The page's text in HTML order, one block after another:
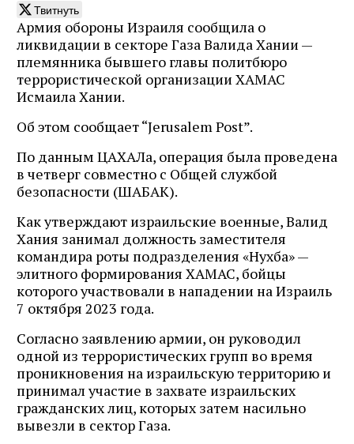
Твитнуть
Армия обороны Израиля сообщила о
ликвидации в секторе Газа Валидa Хании —
племянника бывшего главы политбюро
террористической организации ХАМАС
Исмаила Хании.
Об этом сообщает “Jerusalem Post”.
По данным ЦАХАЛа, операция была проведена
в четверг совместно с Общей службой
безопасности (ШАБАК).
Как утверждают израильские военные, Валид
Хания занимал должность заместителя
командира роты подразделения «Нухба» —
элитного формирования ХАМАС, бойцы
которого участвовали в нападении на Израиль
7 октября 2023 года.
Согласно заявлению армии, он руководил
одной из террористических групп во время
проникновения на израильскую территорию и
принимал участие в захвате израильских
гражданских лиц, которых затем насильно
вывезли в сектор Газа.